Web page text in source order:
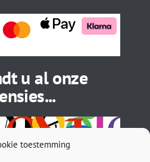
toestemming
u al onze